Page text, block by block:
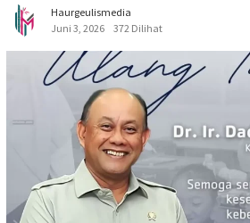
Haurgeulismedia
Juni 3, 2026
372 Dilihat